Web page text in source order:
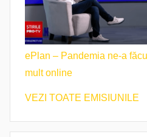
ePlan – Pandemia ne-a
mult online
VEZI TOATE EMISIUNILE